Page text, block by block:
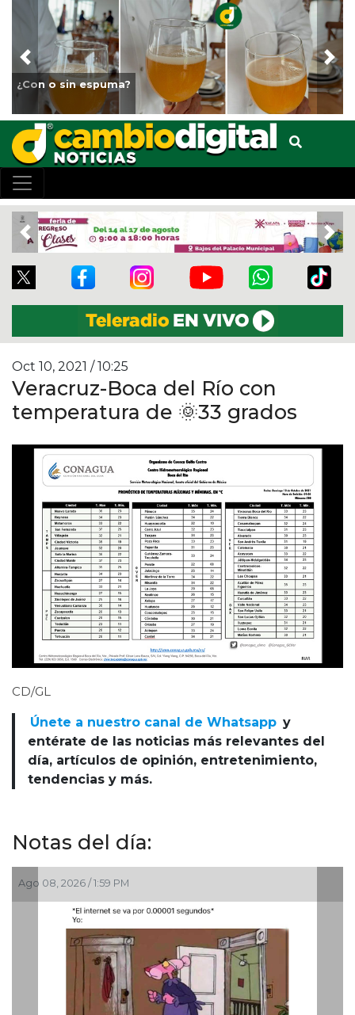
¿Con o sin espuma?
Previous
Previous
Oct 10, 2021 / 10:25
Veracruz-Boca del Río con
temperatura de 🌞33 grados
CD/GL
Únete a nuestro canal de Whatsapp y
entérate de las noticias más relevantes del
día, artículos de opinión, entretenimiento,
tendencias y más.
Notas del día:
Ago 08, 2026 / 1:59 PM